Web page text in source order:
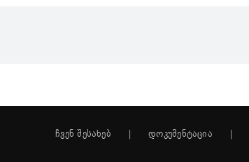
ჩვენ შესახებ დოკუმენტაცია